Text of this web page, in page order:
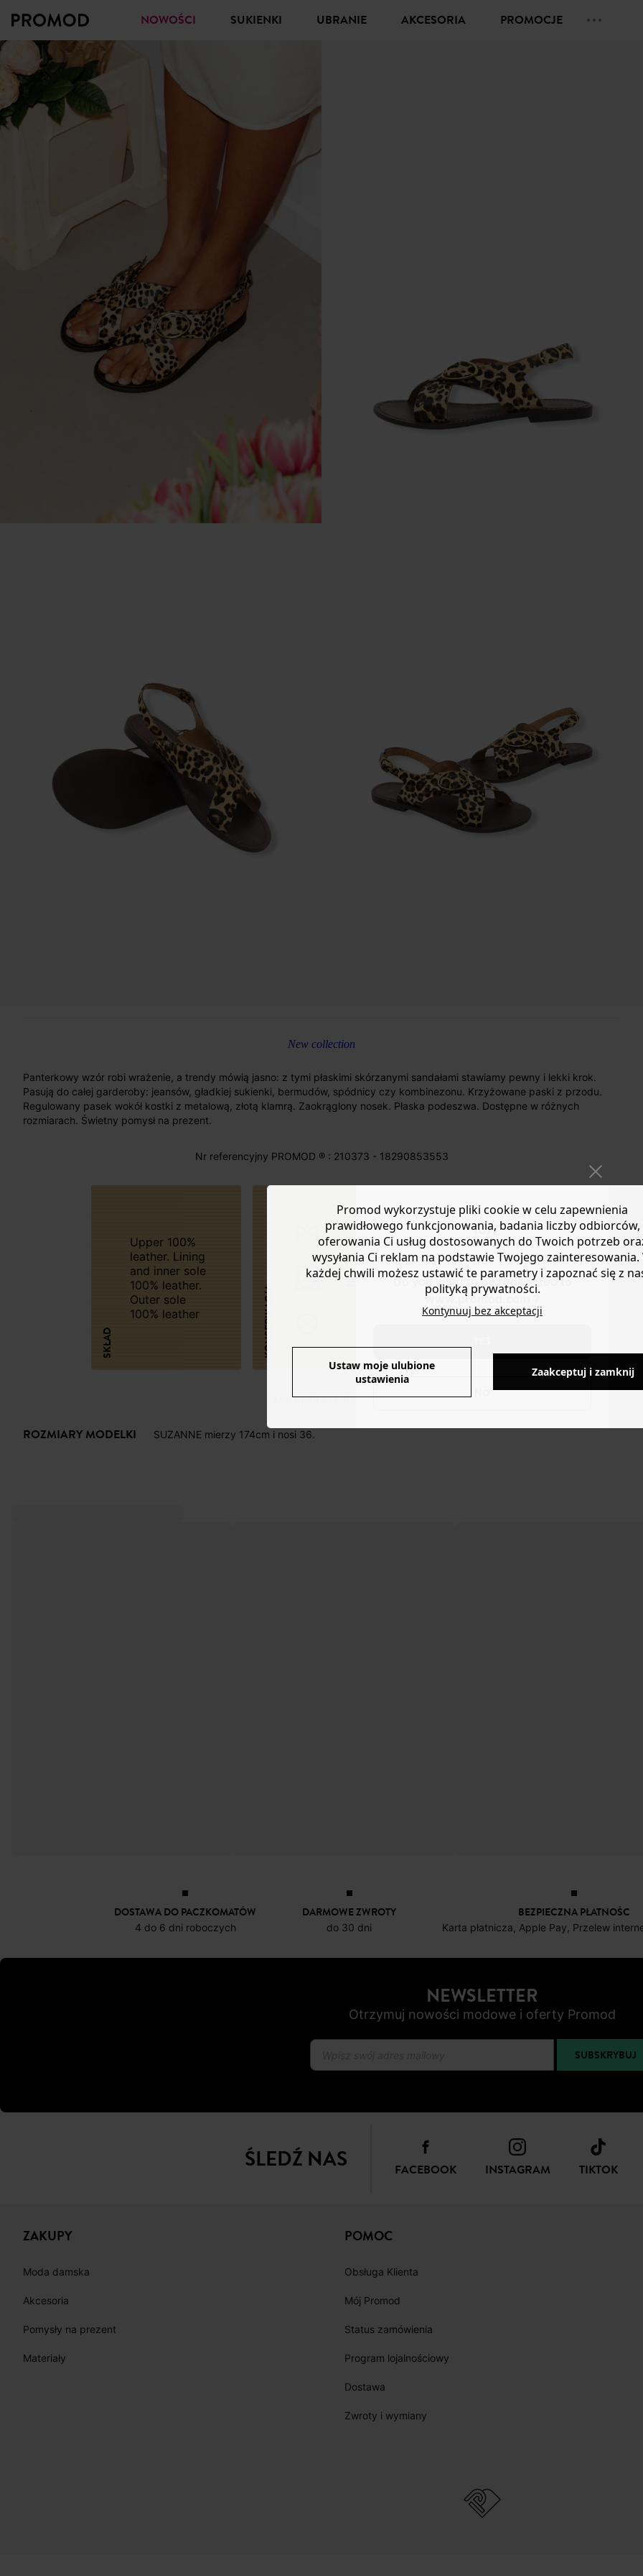
Do you want to be redirected to
www.promod.com ?
NOWOŚCI SUKIENKI UBRANIE AKCESORIA PROMOCJE
New collection
Panterkowy wzór robi wrażenie, a trendy mówią jasno: z tymi płaskimi skórzanymi sandałami stawiamy pewny i lekki krok.
Pasują do całej garderoby: jeansów, gładkiej sukienki, bermudów, spódnicy czy kombinezonu. Krzyżowane paski z przodu.
Regulowany pasek wokół kostki z metalową, złotą klamrą. Zaokrąglony nosek. Płaska podeszwa. Dostępne w różnych
rozmiarach. Świetny pomysł na prezent.
Nr referencyjny PROMOD ® : 210373 - 18290853553
SKŁAD
Upper 100%
leather. Lining
and inner sole
100% leather.
Outer sole
100% leather
KONSERWACJA WYMIARY
Płaska
podeszwa.
Dostępne w
różnych
rozmiarach.
Kraj produkcji: Indie.
ROZMIARY MODELKI SUZANNE mierzy 174cm i nosi 36.
DOSTAWA DO PACZKOMATÓW
4 do 6 dni roboczych
DARMOWE ZWROTY
do 30 dni
BEZPIECZNA PŁATNOŚC
Karta płatnicza, Apple Pay, Przelew
NEWSLETTER
Otrzymuj nowości modowe i oferty Promod
SUBSKRYBUJ
ŚLEDŹ NAS FACEBOOK INSTAGRAM TIKTOK
ZAKUPY
Moda damska
Akcesoria
Pomysły na prezent
Materiały
POMOC
Obsługa Klienta
Mój Promod
Status zamówienia
Program lojalnościowy
Dostawa
Zwroty i wymiany
Promod wykorzystuje pliki cookie w celu zapewnienia
prawidłowego funkcjonowania, badania liczby odbiorców,
oferowania Ci usług dostosowanych do Twoich potrzeb
wysyłania Ci reklam na podstawie Twojego zainteresowania.
każdej chwili możesz ustawić te parametry i zapoznać się z
polityką prywatności.
Kontynuuj bez akceptacji
Ustaw moje ulubione
ustawienia
Zaakceptuj i zamknij